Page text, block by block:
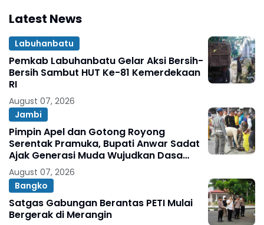
Latest News
Labuhanbatu
Pemkab Labuhanbatu Gelar Aksi Bersih-
Bersih Sambut HUT Ke-81 Kemerdekaan
RI
August 07, 2026
Jambi
Pimpin Apel dan Gotong Royong
Serentak Pramuka, Bupati Anwar Sadat
Ajak Generasi Muda Wujudkan Dasa
Darma Melalui Aksi Nyata Peduli
Lingkungan
August 07, 2026
Bangko
Satgas Gabungan Berantas PETI Mulai
Bergerak di Merangin